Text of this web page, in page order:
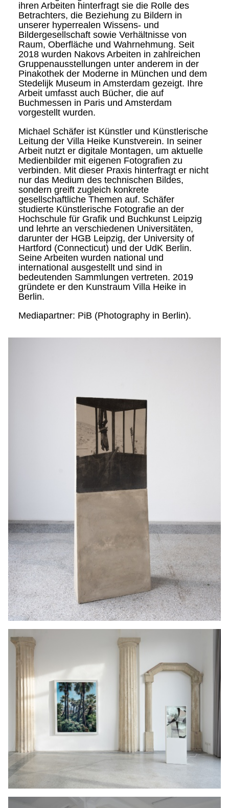
ihren Arbeiten hinterfragt sie die Rolle des
Betrachters, die Beziehung zu Bildern in
unserer hyperrealen Wissens- und
Bildergesellschaft sowie Verhältnisse von
Raum, Oberfläche und Wahrnehmung. Seit
2018 wurden Nakovs Arbeiten in zahlreichen
Gruppenausstellungen unter anderem in der
Pinakothek der Moderne in München und dem
Stedelijk Museum in Amsterdam gezeigt. Ihre
Arbeit umfasst auch Bücher, die auf
Buchmessen in Paris und Amsterdam
vorgestellt wurden.
Michael Schäfer ist Künstler und Künstlerische
Leitung der Villa Heike Kunstverein. In seiner
Arbeit nutzt er digitale Montagen, um aktuelle
Medienbilder mit eigenen Fotografien zu
verbinden. Mit dieser Praxis hinterfragt er nicht
nur das Medium des technischen Bildes,
sondern greift zugleich konkrete
gesellschaftliche Themen auf. Schäfer
studierte Künstlerische Fotografie an der
Hochschule für Grafik und Buchkunst Leipzig
und lehrte an verschiedenen Universitäten,
darunter der HGB Leipzig, der University of
Hartford (Connecticut) und der UdK Berlin.
Seine Arbeiten wurden national und
international ausgestellt und sind in
bedeutenden Sammlungen vertreten. 2019
gründete er den Kunstraum Villa Heike in
Berlin.
Mediapartner: PiB (Photography in Berlin).